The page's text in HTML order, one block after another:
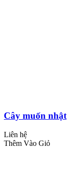
Cây muốn nhật
Liên hệ
Thêm Vào Giỏ